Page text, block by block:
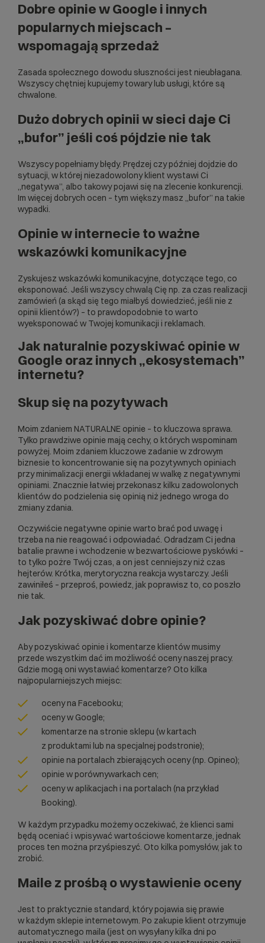
Dobre opinie w Google i innych
popularnych miejscach –
wspomagają sprzedaż
Zasada społecznego dowodu słuszności jest nieubłagana.
Wszyscy chętniej kupujemy towary lub usługi, które są
chwalone.
Dużo dobrych opinii w sieci daje Ci
„bufor” jeśli coś pójdzie nie tak
Wszyscy popełniamy błędy. Prędzej czy później dojdzie do
sytuacji, w której niezadowolony klient wystawi Ci
„negatywa”, albo takowy pojawi się na zlecenie konkurencji.
Im więcej dobrych ocen – tym większy masz „bufor” na takie
wypadki.
Opinie w internecie to ważne
wskazówki komunikacyjne
Zyskujesz wskazówki komunikacyjne, dotyczące tego, co
eksponować. Jeśli wszyscy chwalą Cię np. za czas realizacji
zamówień (a skąd się tego miałbyś dowiedzieć, jeśli nie z
opinii klientów?) – to prawdopodobnie to warto
wyeksponować w Twojej komunikacji i reklamach.
Jak naturalnie pozyskiwać opinie w
Google oraz innych „ekosystemach”
internetu?
Skup się na pozytywach
Moim zdaniem NATURALNE opinie – to kluczowa sprawa.
Tylko prawdziwe opinie mają cechy, o których wspominam
powyżej. Moim zdaniem kluczowe zadanie w zdrowym
biznesie to koncentrowanie się na pozytywnych opiniach
przy minimalizacji energii wkładanej w walkę z negatywnymi
opiniami. Znacznie łatwiej przekonasz kilku zadowolonych
klientów do podzielenia się opinią niż jednego wroga do
zmiany zdania.
Oczywiście negatywne opinie warto brać pod uwagę i
trzeba na nie reagować i odpowiadać. Odradzam Ci jedna
batalie prawne i wchodzenie w bezwartościowe pyskówki –
to tylko pożre Twój czas, a on jest cenniejszy niż czas
hejterów. Krótka, merytoryczna reakcja wystarczy. Jeśli
zawiniłeś – przeproś, powiedz, jak poprawisz to, co poszło
nie tak.
Jak pozyskiwać dobre opinie?
Aby pozyskiwać opinie i komentarze klientów musimy
przede wszystkim dać im możliwość oceny naszej pracy.
Gdzie mogą oni wystawiać komentarze? Oto kilka
najpopularniejszych miejsc:
oceny na Facebooku;
oceny w Google;
komentarze na stronie sklepu (w kartach
z produktami lub na specjalnej podstronie);
opinie na portalach zbierających oceny (np. Opineo);
opinie w porównywarkach cen;
oceny w aplikacjach i na portalach (na przykład
Booking).
W każdym przypadku możemy oczekiwać, że klienci sami
będą oceniać i wpisywać wartościowe komentarze, jednak
proces ten można przyśpieszyć. Oto kilka pomysłów, jak to
zrobić.
Maile z prośbą o wystawienie oceny
Jest to praktycznie standard, który pojawia się prawie
w każdym sklepie internetowym. Po zakupie klient otrzymuje
automatycznego maila (jest on wysyłany kilka dni po